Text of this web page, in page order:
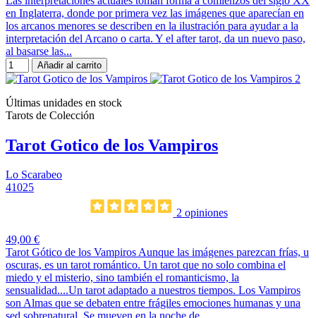
en Inglaterra, donde por primera vez las imágenes que aparecían en
los arcanos menores se describen en la ilustración para ayudar a la
interpretación del Arcano o carta. Y el after tarot, da un nuevo paso,
al basarse las...
Añadir al carrito
Últimas unidades en stock
Tarots de Colección
Tarot Gotico de los Vampiros
Lo Scarabeo
41025
2 opiniones
49,00 €
Tarot Gótico de los Vampiros Aunque las imágenes parezcan frías, u
oscuras, es un tarot romántico. Un tarot que no solo combina el
miedo y el misterio, sino también el romanticismo, la
sensualidad....Un tarot adaptado a nuestros tiempos. Los Vampiros
son Almas que se debaten entre frágiles emociones humanas y una